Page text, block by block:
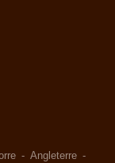
- Angleterre -